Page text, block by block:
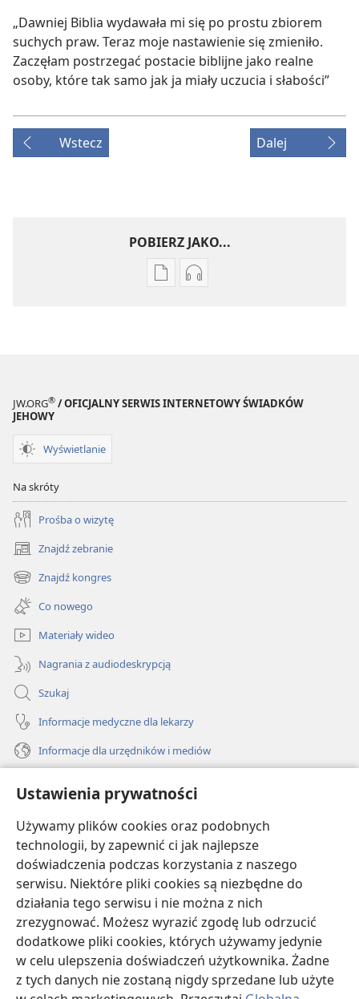
Ustawienia prywatności
Używamy plików cookies oraz podobnych
technologii, by zapewnić ci jak najlepsze
doświadczenia podczas korzystania z naszego
serwisu. Niektóre pliki cookies są niezbędne do
działania tego serwisu i nie można z nich
zrezygnować. Możesz wyrazić zgodę lub odrzucić
dodatkowe pliki cookies, których używamy jedynie
w celu ulepszenia doświadczeń użytkownika. Żadne
z tych danych nie zostaną nigdy sprzedane lub użyte
„Dawniej Biblia wydawała mi się po prostu zbiorem
suchych praw. Teraz moje nastawienie się zmieniło.
Zaczęłam postrzegać postacie biblijne jako realne
osoby, które tak samo jak ja miały uczucia i słabości”
Wstecz Dalej
POBIERZ JAKO...
UstawieniaUstawienia
JW.ORG® / OFICJALNY SERWIS INTERNETOWY ŚWIADKÓW
JEHOWY
Wyświetlanie
Na skróty
Prośba o wizytę
Znajdź zebranie
(opens
new
window)
Znajdź kongres
(opens
new
window)
Co nowego
Materiały wideo
Nagrania z audiodeskrypcją
Szukaj
Informacje medyczne dla lekarzy
Informacje dla urzędników i mediów
Darowizny
(opens
new
window)BIBLIOTEKA INTERNETOWA Strażnicy
(opens
new
window)JW Hub
(opens
new
window)JW Library
Watchtower Library